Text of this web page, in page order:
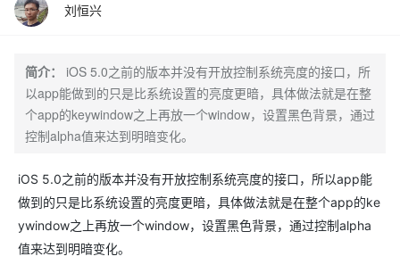
刘恒兴
简介：
iOS 5.0之前的版本并没有开放控制系统亮度的接口，所
以app能做到的只是比系统设置的亮度更暗，具体做法就是在整
个app的keywindow之上再放一个window，设置黑色背景，通过
控制alpha值来达到明暗变化。
iOS 5.0之前的版本并没有开放控制系统亮度的接口，所以app能
做到的只是比系统设置的亮度更暗，具体做法就是在整个app的ke
ywindow之上再放一个window，设置黑色背景，通过控制alpha
值来达到明暗变化。